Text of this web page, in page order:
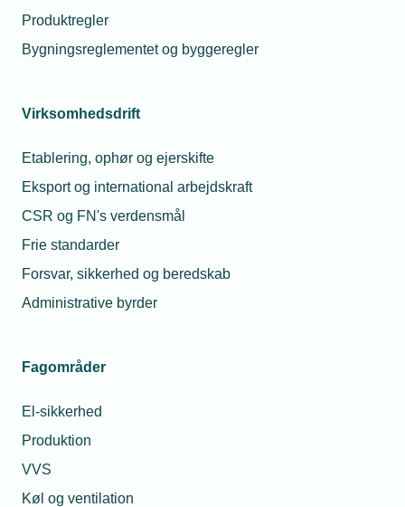
Produktregler
Bygningsreglementet og byggeregler
Virksomhedsdrift
Etablering, ophør og ejerskifte
Eksport og international arbejdskraft
CSR og FN's verdensmål
Frie standarder
Forsvar, sikkerhed og beredskab
Administrative byrder
Fagområder
El-sikkerhed
Produktion
VVS
Køl og ventilation